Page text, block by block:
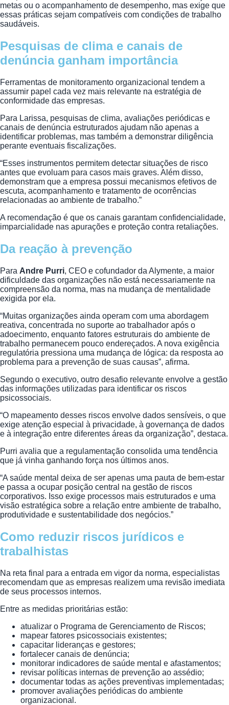
metas ou o acompanhamento de desempenho, mas exige que
essas práticas sejam compatíveis com condições de trabalho
saudáveis.
Pesquisas de clima e canais de
denúncia ganham importância
Ferramentas de monitoramento organizacional tendem a
assumir papel cada vez mais relevante na estratégia de
conformidade das empresas.
Para Larissa, pesquisas de clima, avaliações periódicas e
canais de denúncia estruturados ajudam não apenas a
identificar problemas, mas também a demonstrar diligência
perante eventuais fiscalizações.
“Esses instrumentos permitem detectar situações de risco
antes que evoluam para casos mais graves. Além disso,
demonstram que a empresa possui mecanismos efetivos de
escuta, acompanhamento e tratamento de ocorrências
relacionadas ao ambiente de trabalho.”
A recomendação é que os canais garantam confidencialidade,
imparcialidade nas apurações e proteção contra retaliações.
Da reação à prevenção
Para Andre Purri, CEO e cofundador da Alymente, a maior
dificuldade das organizações não está necessariamente na
compreensão da norma, mas na mudança de mentalidade
exigida por ela.
“Muitas organizações ainda operam com uma abordagem
reativa, concentrada no suporte ao trabalhador após o
adoecimento, enquanto fatores estruturais do ambiente de
trabalho permanecem pouco endereçados. A nova exigência
regulatória pressiona uma mudança de lógica: da resposta ao
problema para a prevenção de suas causas”, afirma.
Segundo o executivo, outro desafio relevante envolve a gestão
das informações utilizadas para identificar os riscos
psicossociais.
“O mapeamento desses riscos envolve dados sensíveis, o que
exige atenção especial à privacidade, à governança de dados
e à integração entre diferentes áreas da organização”, destaca.
Purri avalia que a regulamentação consolida uma tendência
que já vinha ganhando força nos últimos anos.
“A saúde mental deixa de ser apenas uma pauta de bem-estar
e passa a ocupar posição central na gestão de riscos
corporativos. Isso exige processos mais estruturados e uma
visão estratégica sobre a relação entre ambiente de trabalho,
produtividade e sustentabilidade dos negócios.”
Como reduzir riscos jurídicos e
trabalhistas
Na reta final para a entrada em vigor da norma, especialistas
recomendam que as empresas realizem uma revisão imediata
de seus processos internos.
Entre as medidas prioritárias estão:
atualizar o Programa de Gerenciamento de Riscos;
mapear fatores psicossociais existentes;
capacitar lideranças e gestores;
fortalecer canais de denúncia;
monitorar indicadores de saúde mental e afastamentos;
revisar políticas internas de prevenção ao assédio;
documentar todas as ações preventivas implementadas;
promover avaliações periódicas do ambiente
organizacional.